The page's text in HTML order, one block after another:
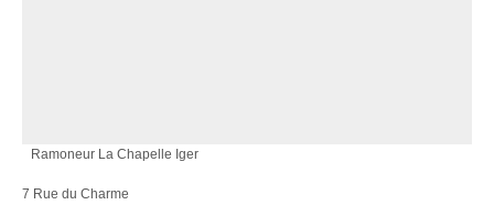
Ramoneur La Chapelle Iger
7 Rue du Charme